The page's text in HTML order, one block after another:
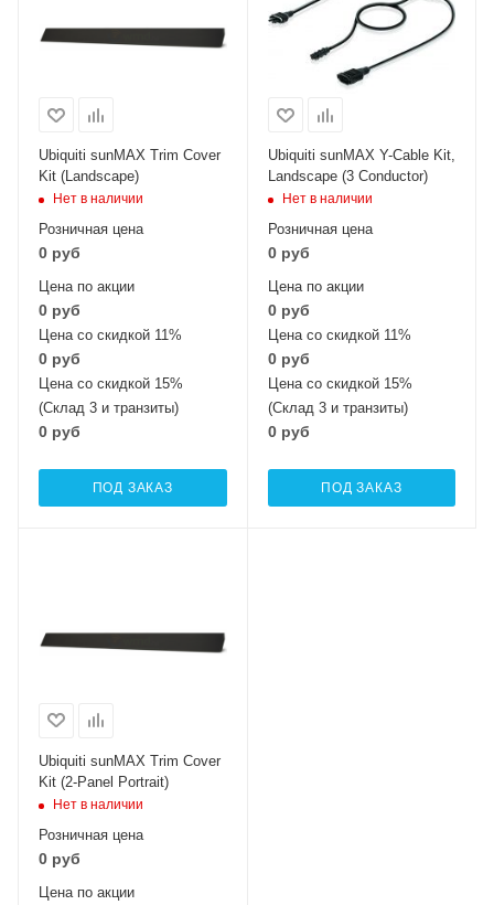
Ubiquiti sunMAX Trim Cover
Kit (Landscape)
Нет в наличии
Розничная цена
0 руб
Цена по акции
0 руб
Цена со скидкой 11%
0 руб
Цена со скидкой 15%
(Склад 3 и транзиты)
0 руб
ПОД ЗАКАЗ
Ubiquiti sunMAX Y-Cable Kit,
Landscape (3 Conductor)
Нет в наличии
Розничная цена
0 руб
Цена по акции
0 руб
Цена со скидкой 11%
0 руб
Цена со скидкой 15%
(Склад 3 и транзиты)
0 руб
ПОД ЗАКАЗ
Ubiquiti sunMAX Trim Cover
Kit (2-Panel Portrait)
Нет в наличии
Розничная цена
0 руб
Цена по акции